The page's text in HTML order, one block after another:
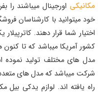
مکانیکی اورجینال میباشند
خود میتوانید با کارشناسان
اختیار شما قرار دهند.
کشور آمریکا میباشد که تا
مدل های مختلف تولید
شرکت میباشد که مدل های
راه یافته اند. لوازم یدکی بیل